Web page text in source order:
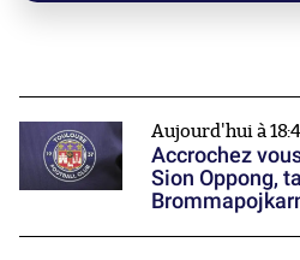
Aujourd'hui à
Accrochez
Sion Oppong,